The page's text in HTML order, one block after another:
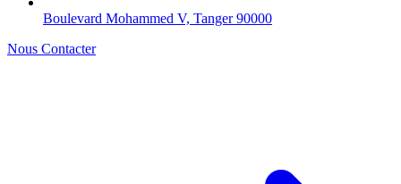
Boulevard Mohammed V, Tanger 90000
Nous Contacter